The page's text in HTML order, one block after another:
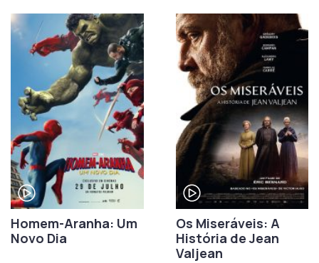
Homem-Aranha: Um
Novo Dia
Os Miseráveis: A
História de Jean
Valjean